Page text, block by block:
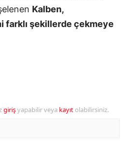
Kalben,
şekillerde çekmeye
girişyapabilir veya kayıt olabilirsiniz.